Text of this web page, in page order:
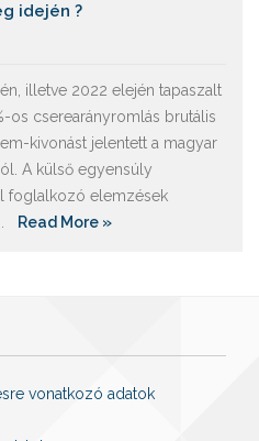
idején ?
illetve 2022 elején tapaszalt
os cserearányromlás brutális
kivonást jelentett a magyar
A külső egyensúly
foglalkozó elemzések
Read More »
vonatkozó adatok